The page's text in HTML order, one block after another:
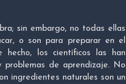
sin embargo, no todas ellas
o son para preparar en el
hecho, los científicos las han
problemas de aprendizaje. No
ingredientes naturales son un